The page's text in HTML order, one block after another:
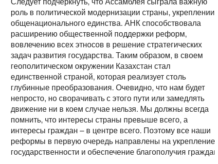
роль в политической модернизации страны, укреплении
общенационального единства. АНК способствовала
расширению общественной поддержки реформ,
вовлечению всех этносов в решение стратегических
задач развития государства. Таким образом, в своем
геополитическом окружении Казахстан стал
единственной страной, которая реализует столь
глубинные преобразования. Очевидно, что нам будет
непросто, но сворачивать с этого пути или замедлять
движение ни в коем случае нельзя. Мы должны всегда
помнить, что интересы страны превыше всего, а
интересы граждан – в центре всего. Поэтому все наши
реформы в первую очередь направлены на укрепление
государственности и обеспечение благополучия